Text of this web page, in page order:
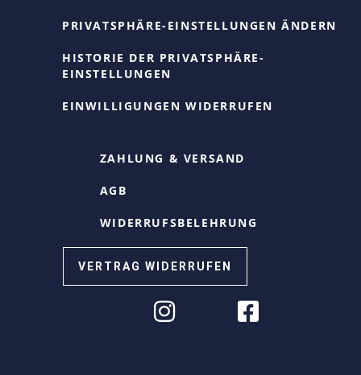
ZAHLUNG & VERSAND
AGB
WIDERRUFSBELEHRUNG
PRIVATSPHÄRE-EINSTELLUNGEN ÄNDERN
HISTORIE DER PRIVATSPHÄRE-
EINSTELLUNGEN
EINWILLIGUNGEN WIDERRUFEN
VERTRAG WIDERRUFEN
Cookie Consent mit Real Cookie Banner